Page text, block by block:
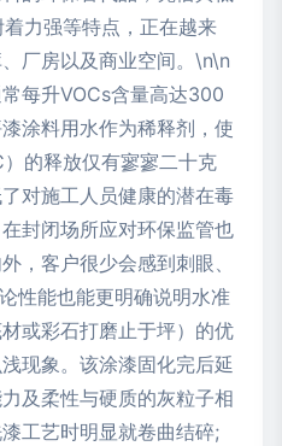
力强等特点，正在越来
厂房以及商业空间。\n\n
每升VOCs含量高达300
涂料用水作为稀释剂，使
的释放仅有寥寥二十克
对施工人员健康的潜在毒
封闭场所应对环保监管也
客户很少会感到刺眼、
性能也能更明确说明水准
或彩石打磨止于坪）的优
现象。该涂漆固化完后延
及柔性与硬质的灰粒子相
工艺时明显就卷曲结碎;